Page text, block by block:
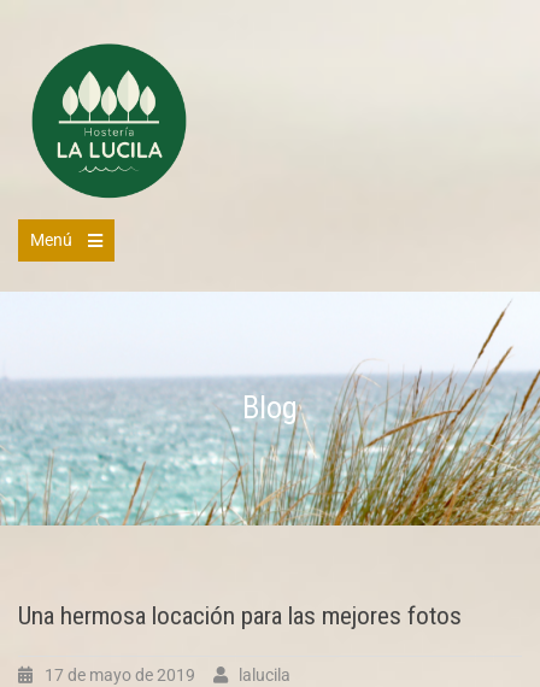
Menú
Blog
Una hermosa locación para las mejores fotos
17 de mayo de 2019 lalucila